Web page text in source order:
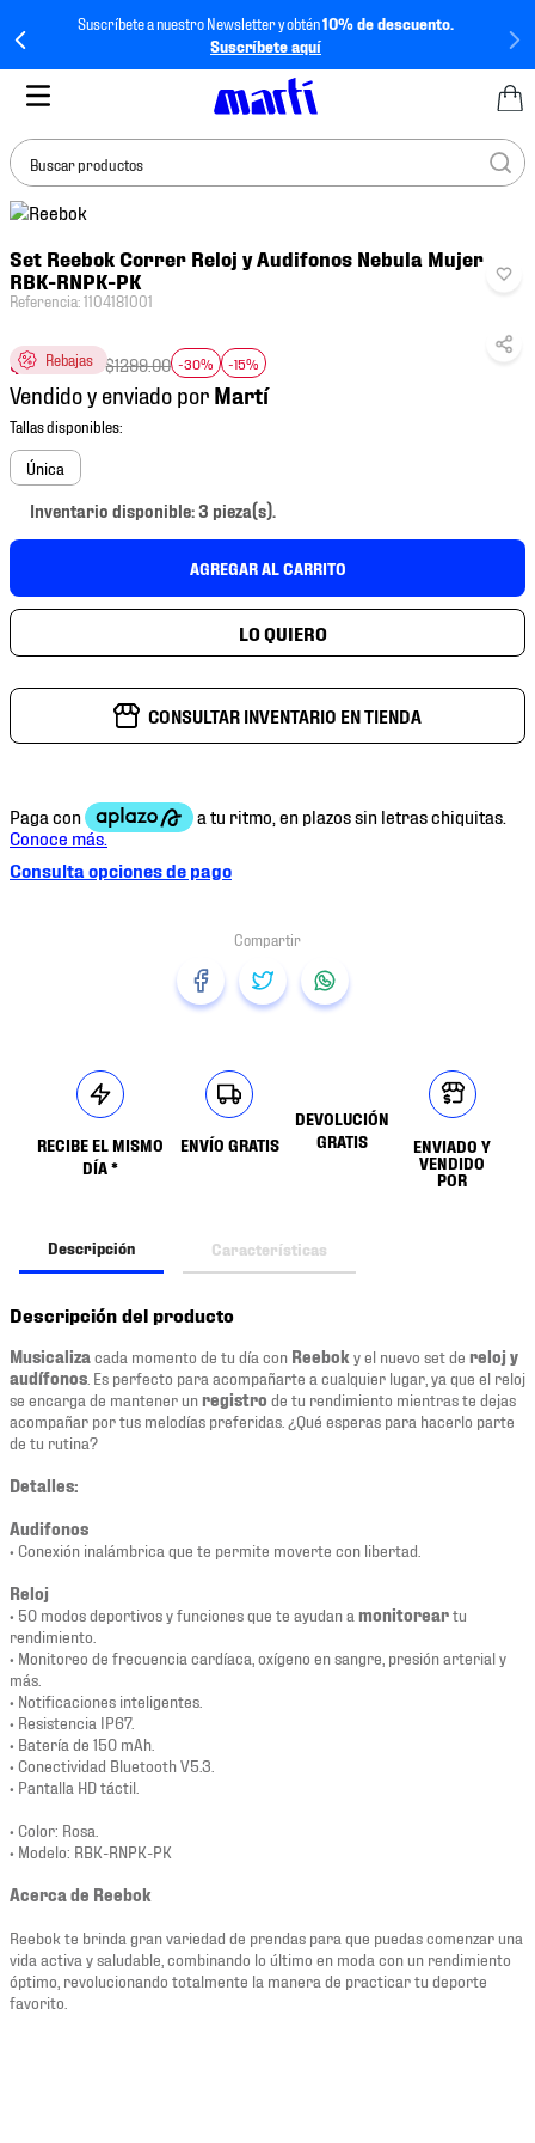
Suscríbete a nuestro Newsletter y obtén10% de descuento.
Suscríbete aquí
Buscar productos
Set Reebok Correr Reloj y Audifonos Nebula Mujer
RBK-RNPK-PK
Referencia:1104181001
Rebajas
$772.90 $1299.00 -30% -15%
Vendido y enviado por
Única
Inventario disponible: 3 pieza(s).
AGREGAR AL CARRITO
CONSULTAR INVENTARIO EN TIENDA
Consulta opciones de pago
RECIBE EL MISMO
DÍA *
ENVÍO GRATIS
DEVOLUCIÓN
GRATIS
ENVIADO Y
VENDIDO
POR
Descripción Características
Descripción del producto
Musicaliza cada momento de tu día con Reebok y el nuevo set de reloj y
audífonos . Es perfecto para acompañarte a cualquier lugar, ya que el reloj
se encarga de mantener unregistro de tu rendimiento mientras te dejas
acompañar por tus melodías preferidas. ¿Qué esperas para hacerlo parte
de tu rutina?
Detalles:
Audifonos
• Conexión inalámbrica que te permite moverte con libertad.
Reloj
• 50 modos deportivos y funciones que te ayudan a monitoreartu
rendimiento.
• Monitoreo de frecuencia cardíaca, oxígeno en sangre, presión arterial y
más.
• Notificaciones inteligentes.
• Resistencia IP67.
• Batería de 150 mAh.
• Conectividad Bluetooth V5.3.
• Pantalla HD táctil.
• Color: Rosa.
• Modelo: RBK-RNPK-PK
Acerca de Reebok
Reebok te brinda gran variedad de prendas para que puedas comenzar una
vida activa y saludable, combinando lo último en moda con un rendimiento
óptimo, revolucionando totalmente la manera de practicar tu deporte
favorito.
BUSCADOS
1.
tenis mujer
3.
tenis
4.
jersey
5.
tenis futbol
6.
mochila